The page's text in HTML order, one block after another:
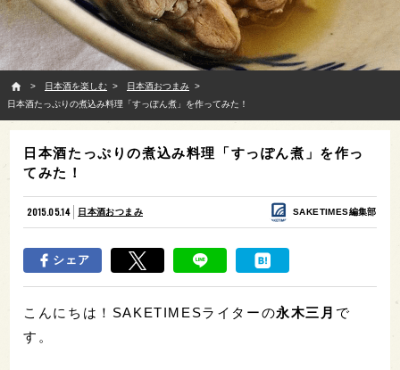
日本酒を楽しむ
日本酒おつまみ
日本酒たっぷりの煮込み料理「すっぽん煮」を作ってみた！
日本酒たっぷりの煮込み料理「すっぽん煮」を作っ
てみた！
2015.05.14 日本酒おつまみ SAKETIMES編集部
シェア
こんにちは！ SAKETIMESライターの永木三月 で
す。